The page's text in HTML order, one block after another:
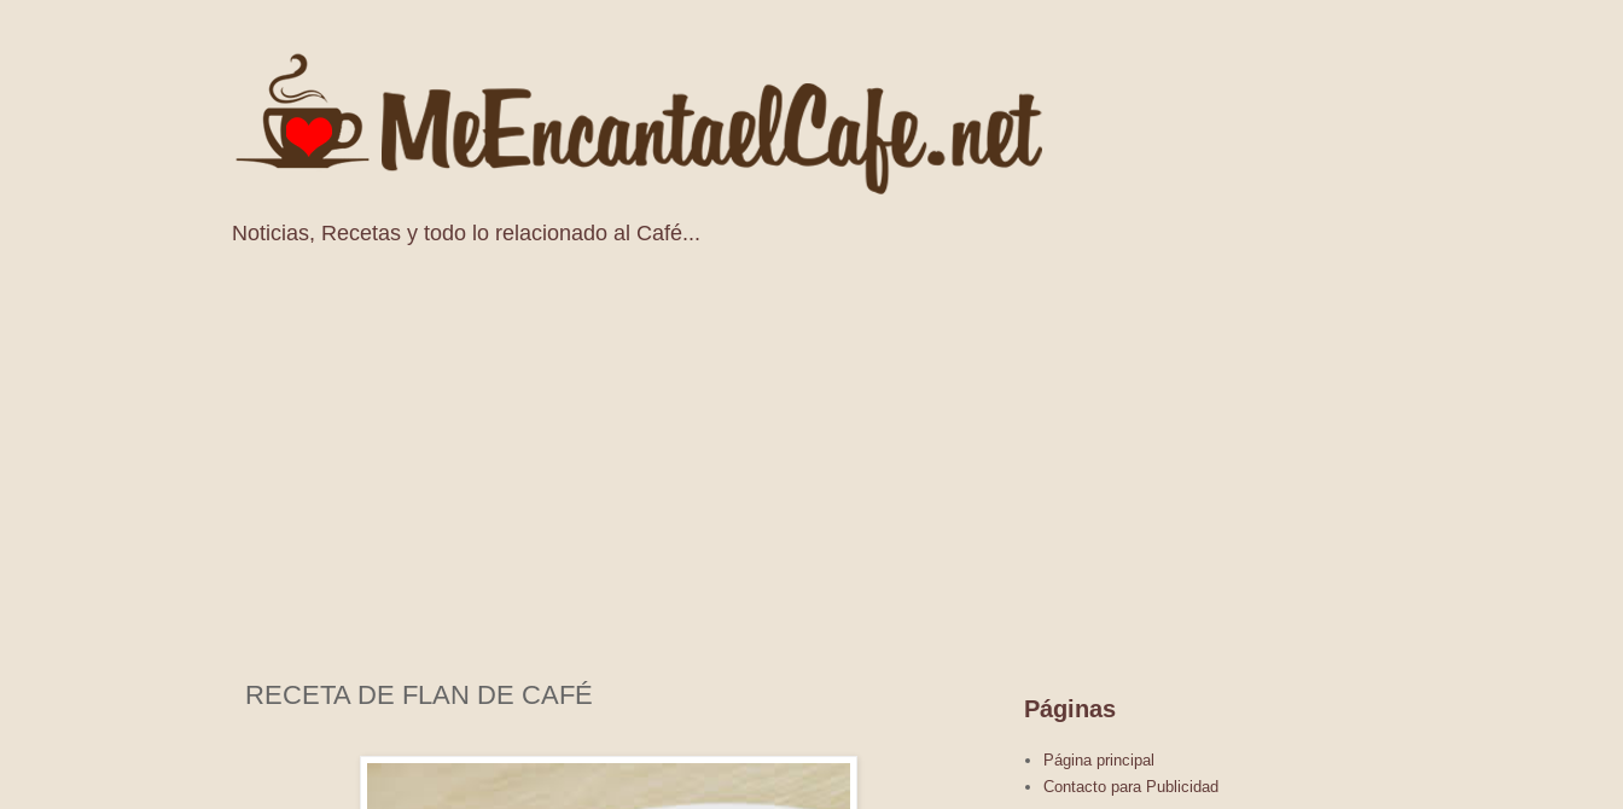
Noticias, Recetas y todo lo relacionado al Café...
RECETA DE FLAN DE CAFÉ Páginas
Página principal
Contacto para Publicidad